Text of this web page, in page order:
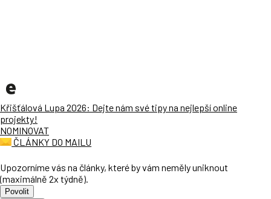
Křišťálová Lupa 2026: Dejte nám své tipy na nejlepší online
projekty!
NOMINOVAT
ČLÁNKY DO MAILU
Upozorníme vás na články, které by vám neměly uniknout
(maximálně 2x týdně).
Povolit